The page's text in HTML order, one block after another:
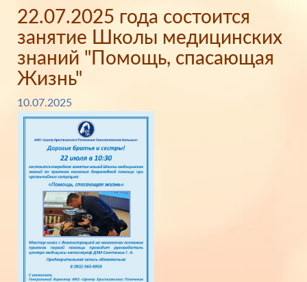
22.07.2025 года состоится
занятие Школы медицинских
знаний "Помощь, спасающая
Жизнь"
10.07.2025